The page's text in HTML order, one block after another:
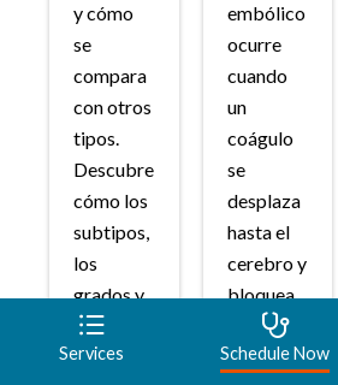
y cómo
se
compara
con otros
tipos.
Descubre
cómo los
subtipos,
los
grados y
las
etapas
embólico
ocurre
cuando
un
coágulo
se
desplaza
hasta el
cerebro y
bloquea
el flujo de
sangre.
Services Schedule Now